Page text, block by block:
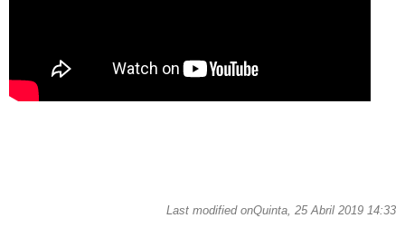
Last modified onQuinta, 25 Abril 2019 14:33